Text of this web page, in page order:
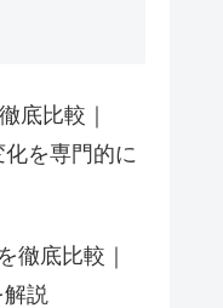
底比較｜
を専門的に
徹底比較｜
説